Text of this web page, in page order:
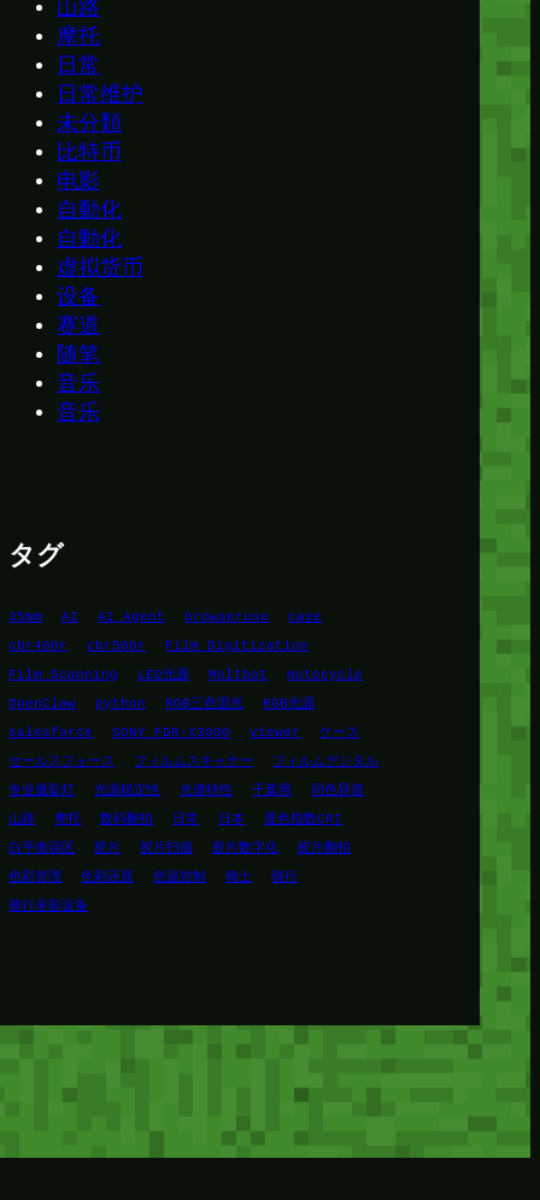
山路
摩托
日常
日常维护
未分類
比特币
电影
自動化
自動化
虚拟货币
设备
赛道
随笔
音乐
音乐
タグ
35mm AI AI Agent browseruse
case
cbr400r
cbr500r
Film Digitization
Film Scanning
LED光源 Moltbot
motocycle
OpenClaw
python RGB三色混光
RGB光源
salesforce
SONY FDR-X3000 viewer
ケース
セールスフォース
フィルムスキャナー
フィルムデジタル
专业摄影灯
光源稳定性 光谱特性 千葉県
同色异谱
山路
摩托 数码翻拍 日常 日本
显色指数CRI
白平衡误区
胶片 胶片扫描 胶片数字化
胶片翻拍
色彩管理
色彩还原 色温控制 骑士
骑行
骑行录影设备